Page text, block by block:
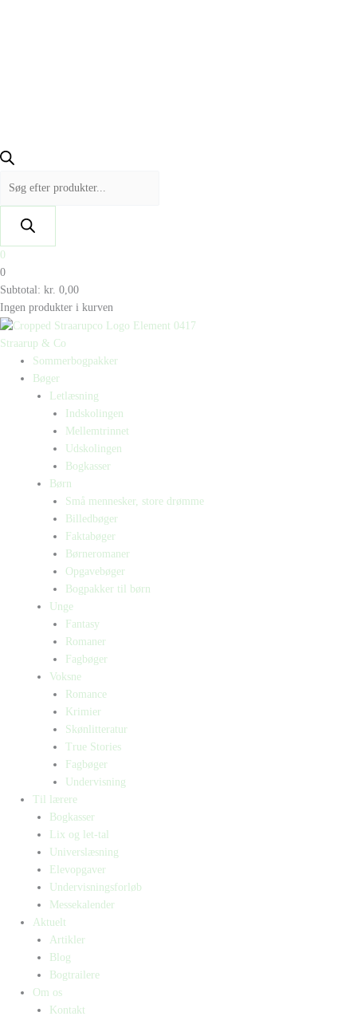
0
0
Subtotal: kr. 0,00
Ingen produkter i kurven
Straarup & Co
Sommerbogpakker
Bøger
Letlæsning
Indskolingen
Mellemtrinnet
Udskolingen
Bogkasser
Børn
Små mennesker, store drømme
Billedbøger
Faktabøger
Børneromaner
Opgavebøger
Bogpakker til børn
Unge
Fantasy
Romaner
Fagbøger
Voksne
Romance
Krimier
Skønlitteratur
True Stories
Fagbøger
Undervisning
Til lærere
Bogkasser
Lix og let-tal
Universlæsning
Elevopgaver
Undervisningsforløb
Messekalender
Aktuelt
Artikler
Blog
Bogtrailere
Om os
Kontakt